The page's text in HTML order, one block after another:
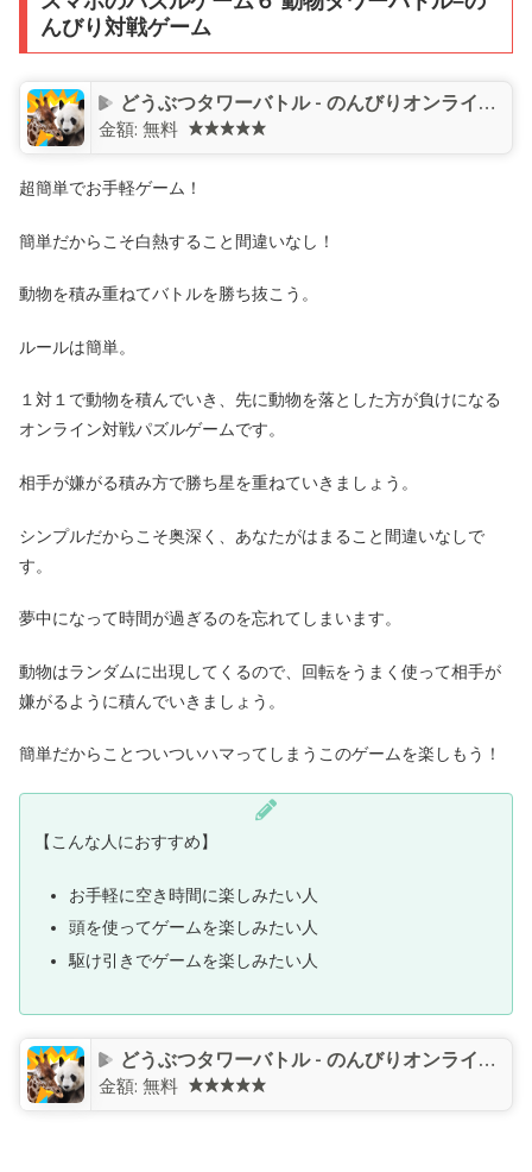
んびり対戦ゲーム
どうぶつタワーバトル - のんびりオンライン対戦ゲーム
金額: 無料
超簡単でお手軽ゲーム！
簡単だからこそ白熱すること間違いなし！
動物を積み重ねてバトルを勝ち抜こう。
ルールは簡単。
１対１で動物を積んでいき、先に動物を落とした方が負けになる
オンライン対戦パズルゲームです。
相手が嫌がる積み方で勝ち星を重ねていきましょう。
シンプルだからこそ奥深く、あなたがはまること間違いなしで
す。
夢中になって時間が過ぎるのを忘れてしまいます。
動物はランダムに出現してくるので、回転をうまく使って相手が
嫌がるように積んでいきましょう。
簡単だからことついついハマってしまうこのゲームを楽しもう！
【こんな人におすすめ】
お手軽に空き時間に楽しみたい人
頭を使ってゲームを楽しみたい人
駆け引きでゲームを楽しみたい人
どうぶつタワーバトル - のんびりオンライン対戦ゲーム
金額: 無料